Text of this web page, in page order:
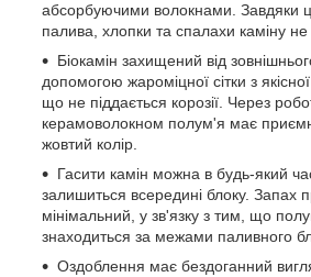
абсорбуючими волокнами. Завдяки
палива, хлопки та спалахи каміну не
Біокамін захищений від
допомогою жароміцної сітки з
що не піддається корозії. Через
керамоволокном полум'я має
жовтий колір.
Гасити камін можна в будь-який
залишиться всередині блоку. Запах
мінімальний, у зв'язку з тим, що
знаходиться за межами паливного
Оздоблення має бездоганний